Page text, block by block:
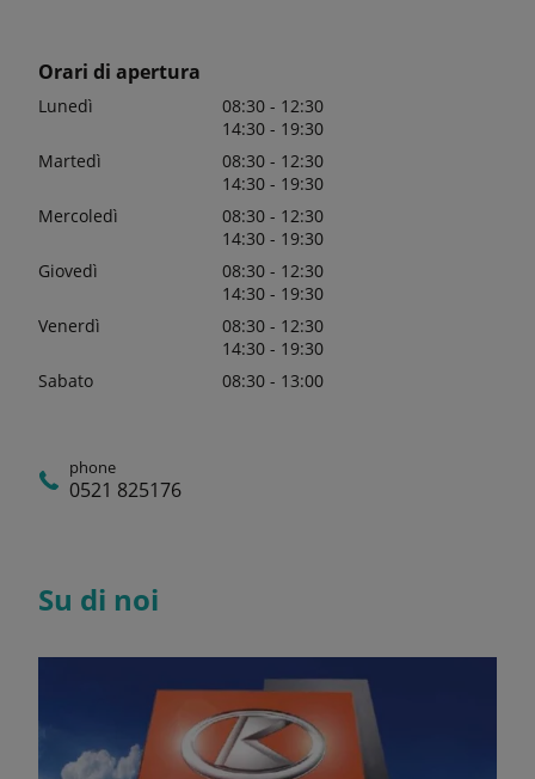
Orari di apertura
Lunedì
08:30 - 12:30
14:30 - 19:30
Martedì
08:30 - 12:30
14:30 - 19:30
Mercoledì
08:30 - 12:30
14:30 - 19:30
Giovedì
08:30 - 12:30
14:30 - 19:30
Venerdì
08:30 - 12:30
14:30 - 19:30
Sabato
08:30 - 13:00
phone
0521 825176
Su di noi